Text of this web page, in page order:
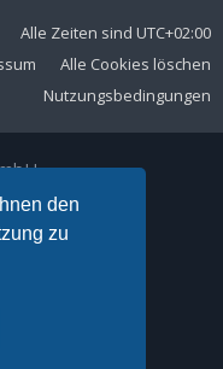
den
zu
Alle Zeiten sind UTC+02:00
Alle Cookies löschen
Nutzungsbedingungen
61